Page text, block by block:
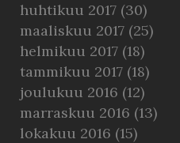
huhtikuu 2017 (30)
maaliskuu 2017 (25)
helmikuu 2017 (18)
tammikuu 2017 (18)
joulukuu 2016 (12)
marraskuu 2016 (13)
lokakuu 2016 (15)